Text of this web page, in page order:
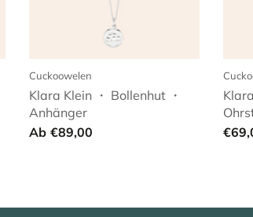
Cuckoowelen
Klara Klein ・ Bollenhut ・
Anhänger
Ab €89,00